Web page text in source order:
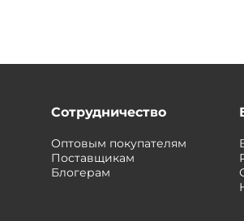
Сотрудничество
Оптовым покупателям
Поставщикам
Блогерам